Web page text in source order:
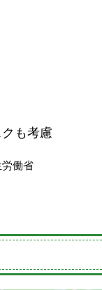
も考慮
労働省